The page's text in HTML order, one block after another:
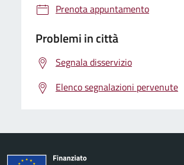
Prenota appuntamento
Problemi in città
Segnala disservizio
Elenco segnalazioni pervenute